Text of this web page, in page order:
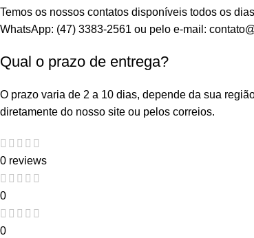
Temos os nossos contatos disponíveis todos os
WhatsApp: (47) 3383-2561 ou pelo e-mail:
Qual o prazo de entrega?
O prazo varia de 2 a 10 dias, depende da sua
diretamente do nosso site ou pelos correios.
0 reviews
0
0